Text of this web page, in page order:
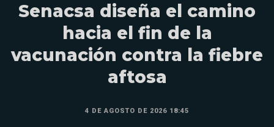
Senacsa diseña el camino
hacia el fin de la
vacunación contra la fiebre
aftosa
4 DE AGOSTO DE 2026 18:45